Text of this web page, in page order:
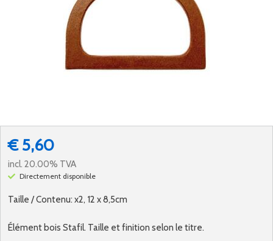
Taille / Contenu: x2, 12 x 8,5cm
€ 5,60
incl. 20.00% TVA
Directement disponible
Élément bois Stafil. Taille et finition selon le titre.